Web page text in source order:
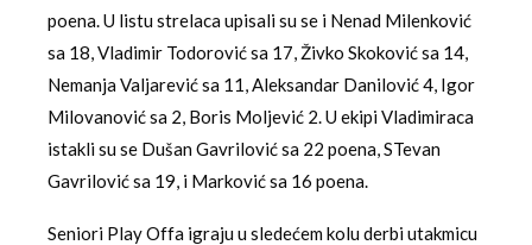
poena. U listu strelaca upisali su se i Nenad Milenković
sa 18, Vladimir Todorović sa 17, Živko Skoković sa 14,
Nemanja Valjarević sa 11, Aleksandar Danilović 4, Igor
Milovanović sa 2, Boris Moljević 2. U ekipi Vladimiraca
istakli su se Dušan Gavrilović sa 22 poena, STevan
Gavrilović sa 19, i Marković sa 16 poena.
Seniori Play Offa igraju u sledećem kolu derbi utakmicu